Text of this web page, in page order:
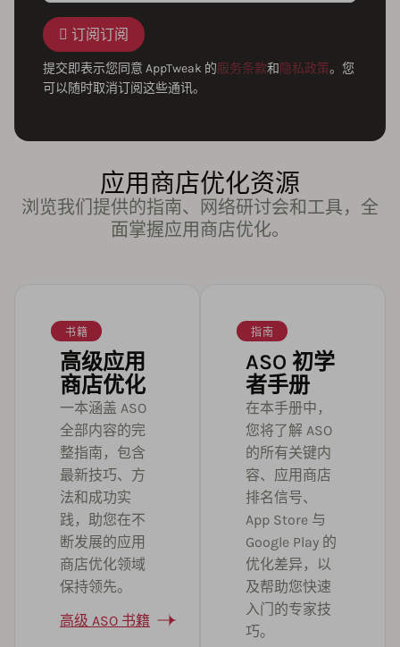
订阅订阅
提交即表示您同意 AppTweak 的服务条款和隐私政策。您
可以随时取消订阅这些通讯。
应用商店优化资源
浏览我们提供的指南、网络研讨会和工具，全
面掌握应用商店优化。
书籍
高级应用
商店优化
一本涵盖 ASO
全部内容的完
整指南，包含
最新技巧、方
法和成功实
践，助您在不
断发展的应用
商店优化领域
保持领先。
高级 ASO 书籍
指南
ASO 初学
者手册
在本手册中，
您将了解 ASO
的所有关键内
容、应用商店
排名信号、
App Store 与
Google Play 的
优化差异，以
及帮助您快速
入门的专家技
巧。